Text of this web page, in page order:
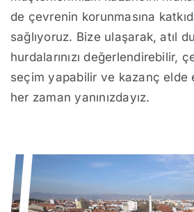
de çevrenin korunmasına
sağlıyoruz. Bize ulaşarak, atıl
hurdalarınızı değerlendirebilir,
seçim yapabilir ve kazanç elde
her zaman yanınızdayız.